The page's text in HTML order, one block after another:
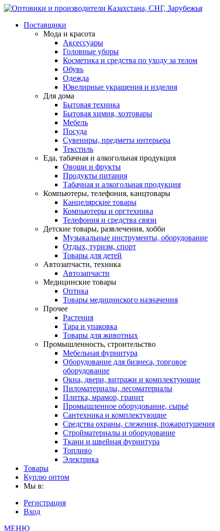
Поставщики
Мода и красота
Аксессуары
Головные уборы
Косметика и средства по уходу за телом
Обувь
Одежда
Ювелирные украшения и изделия
Для дома
Бытовая техника
Бытовая химия, хозтовары
Мебель
Посуда
Сувениры, предметы интерьера
Текстиль
Еда, табачная и алкогольная продукция
Овощи и фрукты
Продукты питания
Табачная и алкогольная продукция
Компьютеры, телефония, канцтовары
Канцелярские товары
Компьютеры и оргтехника
Телефония и средства связи
Детские товары, развлечения, хобби
Музыкальные инструменты, оборудование
Отдых, туризм, спорт
Товары для детей
Автозапчасти, техника
Автозапчасти
Медицинские товары
Оптика
Товары медицинского назначения
Прочее
Растения
Тара и упаковка
Товары для животных
Промышленность, строительство
Мебельная фурнитура
Оборудование для бизнеса, торговое
оборудование
Окна, двери, витражи и комплектующие
Пиломатериалы, лесоматериалы
Плитка, мрамор, гранит
Промышленное оборудование, сырьё
Сантехника и комплектующие
Средства охраны, слежения, пожаротушения
Стройматериалы и оборудование
Ткани и швейная фурнитура
Топливо
Электрика
Товары
Куплю оптом
Мы в:
Регистрация
Вход
МЕНЮ